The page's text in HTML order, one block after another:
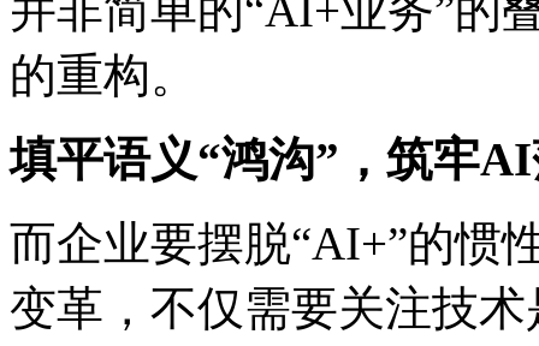
的重构。
填平语义“鸿沟”，筑牢
而企业要摆脱“AI+”的惯性
变革，不仅需要关注技